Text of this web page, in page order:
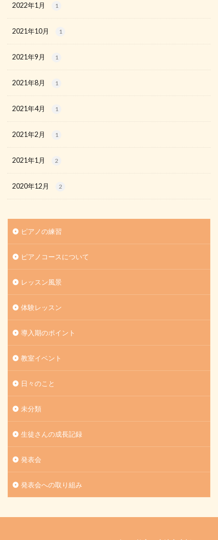
2022年1月 1
2021年10月 1
2021年9月 1
2021年8月 1
2021年4月 1
2021年2月 1
2021年1月 2
2020年12月 2
ピアノの練習
ピアノコースについて
レッスン風景
体験レッスン
導入期のポイント
教室イベント
日々のこと
未分類
生徒さんの成長記録
発表会
発表会への取り組み